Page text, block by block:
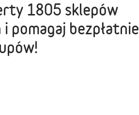
1805 sklepów
i pomagaj bezpłatnie